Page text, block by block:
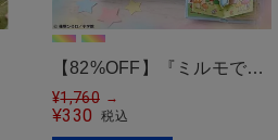
【82%OFF】『ミルモでポ
ン!』シールバインダー
¥1,760 →
¥330 税込